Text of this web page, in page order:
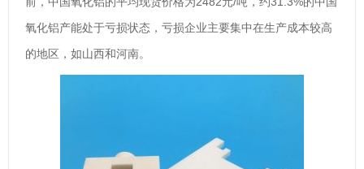
氧化铝产能处于亏损状态，亏损企业主要集中在生产成本较高
的地区，如山西和河南。